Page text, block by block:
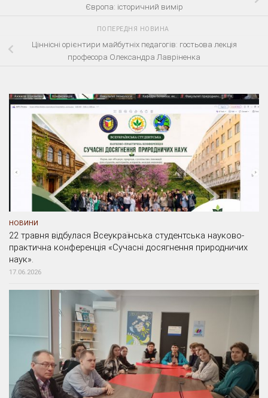
Європа: історичний вимір
ПОПЕРЕДНЯ НОВИНА
Ціннісні орієнтири майбутніх педагогів: гостьова лекція
професора Олександра Лавріненка
НОВИНИ
22 травня відбулася Всеукраїнська студентська науково-
практична конференція «Сучасні досягнення природничих
наук».
17.06.2026